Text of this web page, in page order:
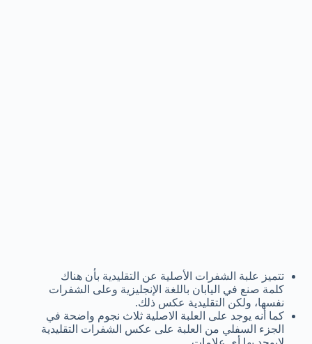
تتميز علبة الشفرات الأصلية عن التقليدية بأن هناك
كلمة صنع في اليابان باللغة الإنجليزية وعلى الشفرات
نفسها، ولكن التقليدية عكس ذلك.
كما أنه يوجد على العلبة الاصلية ثلاث نجوم واضحة في
الجزء السفلي من العلبة على عكس الشفرات التقليدية